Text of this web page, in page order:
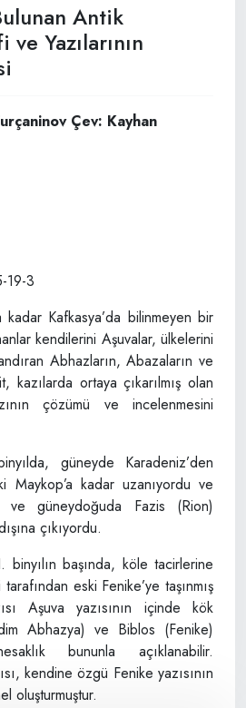
Antik
Yazılarının
Çev: Kayhan
19-3
Kafkasya’da bilinmeyen bir
kendilerini Aşuvalar, ülkelerini
Abhazların, Abazaların ve
kazılarda ortaya çıkarılmış olan
çözümü ve incelenmesini
güneyde Karadeniz’den
Maykop’a kadar uzanıyordu ve
ve güneydoğuda Fazis (Rion)
çıkıyordu.
binyılın başında, köle tacirlerine
eski Fenike’ye taşınmış
Aşuva yazısının içinde kök
Abhazya) ve Biblos (Fenike)
bununla açıklanabilir.
kendine özgü Fenike yazısının
oluşturmuştur.